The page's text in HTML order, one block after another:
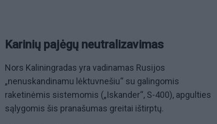
Karinių pajėgų neutralizavimas
Nors Kaliningradas yra vadinamas Rusijos
„nenuskandinamu lėktuvnešiu“ su galingomis
raketinėmis sistemomis („Iskander“, S-400), apgulties
sąlygomis šis pranašumas greitai ištirptų.